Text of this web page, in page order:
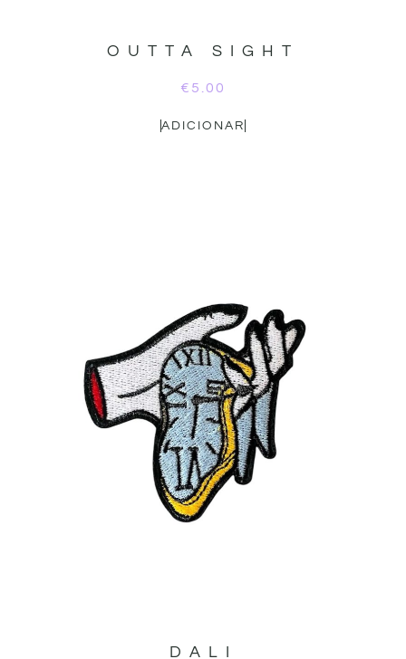
OUTTA SIGHT
€ 5.00
ADICIONAR
DALI